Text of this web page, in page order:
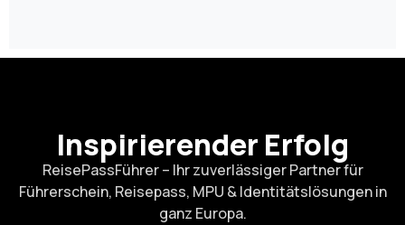
Inspirierender Erfolg
ReisePassFührer – Ihr zuverlässiger Partner für
Führerschein, Reisepass, MPU & Identitätslösungen in
ganz Europa.